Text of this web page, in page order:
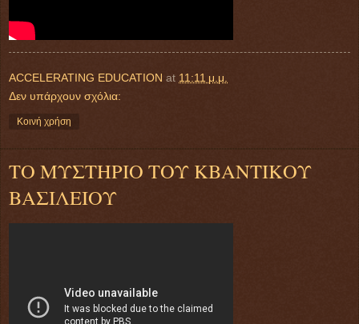
ACCELERATING EDUCATION at 11:11 μ.μ.
Δεν υπάρχουν σχόλια:
Κοινή χρήση
ΤΟ ΜΥΣΤΗΡΙΟ ΤΟΥ ΚΒΑΝΤΙΚΟΥ
ΒΑΣΙΛΕΙΟΥ